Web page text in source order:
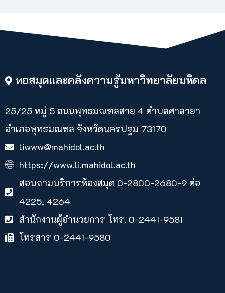
หอสมุดและคลังความรู้มหาวิทยาลัยมหิดล
25/25 หมู่ 5 ถนนพุทธมณฑลสาย 4 ตำบลศาลายา​
อำเภอพุทธมณฑล จังหวัดนครปฐม 73170
liwww@mahidol.ac.th
https://www.li.mahidol.ac.th
สอบถามบริการห้องสมุด 0-2800-2680-9 ต่อ
4225, 4264
สำนักงานผู้อำนวยการ โทร. 0-2441-9581
โทรสาร 0-2441-9580